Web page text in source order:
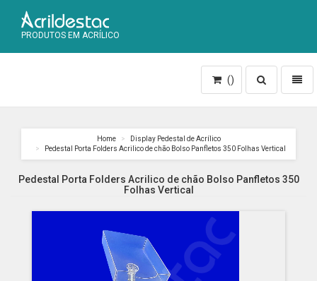
PRODUTOS EM ACRÍLICO
Toggle
search
()
Home
Display Pedestal de Acrílico
Pedestal Porta Folders Acrilico de chão Bolso Panfletos 350 Folhas Vertical
Pedestal Porta Folders Acrilico de chão Bolso Panfletos 350
Folhas Vertical